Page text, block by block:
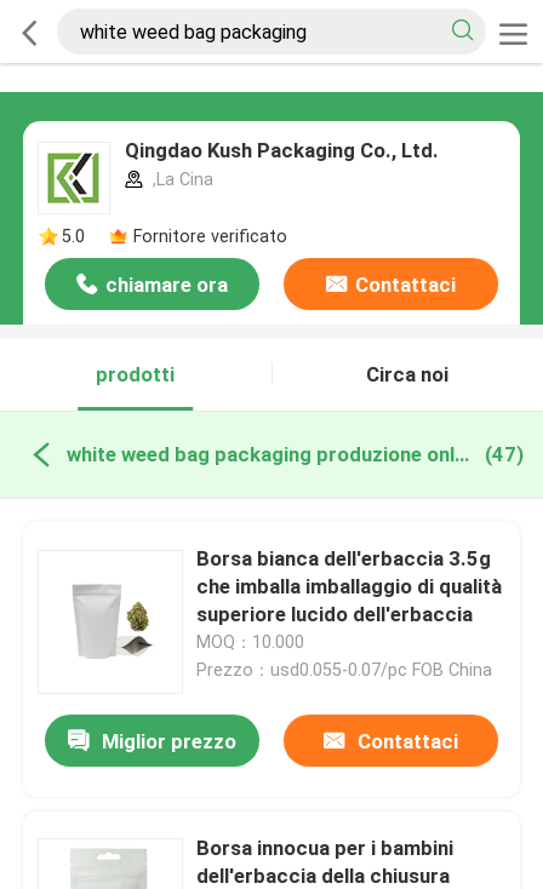
Qingdao Kush Packaging Co., Ltd.
,La Cina
5.0 Fornitore verificato
chiamare ora Contattaci
prodotti Circa noi
white weed bag packaging produzione online (47)
Borsa bianca dell'erbaccia 3.5g
che imballa imballaggio di qualità
superiore lucido dell'erbaccia
MOQ：10.000
Prezzo：usd0.055-0.07/pc FOB China
Miglior prezzo Contattaci
Borsa innocua per i bambini
dell'erbaccia della chiusura